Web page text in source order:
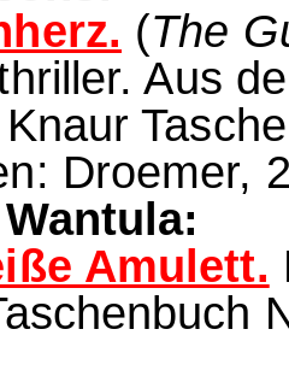
(The
Aus
Droemer,
Amulett.